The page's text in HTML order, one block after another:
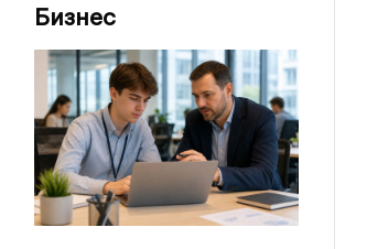
Бизнес